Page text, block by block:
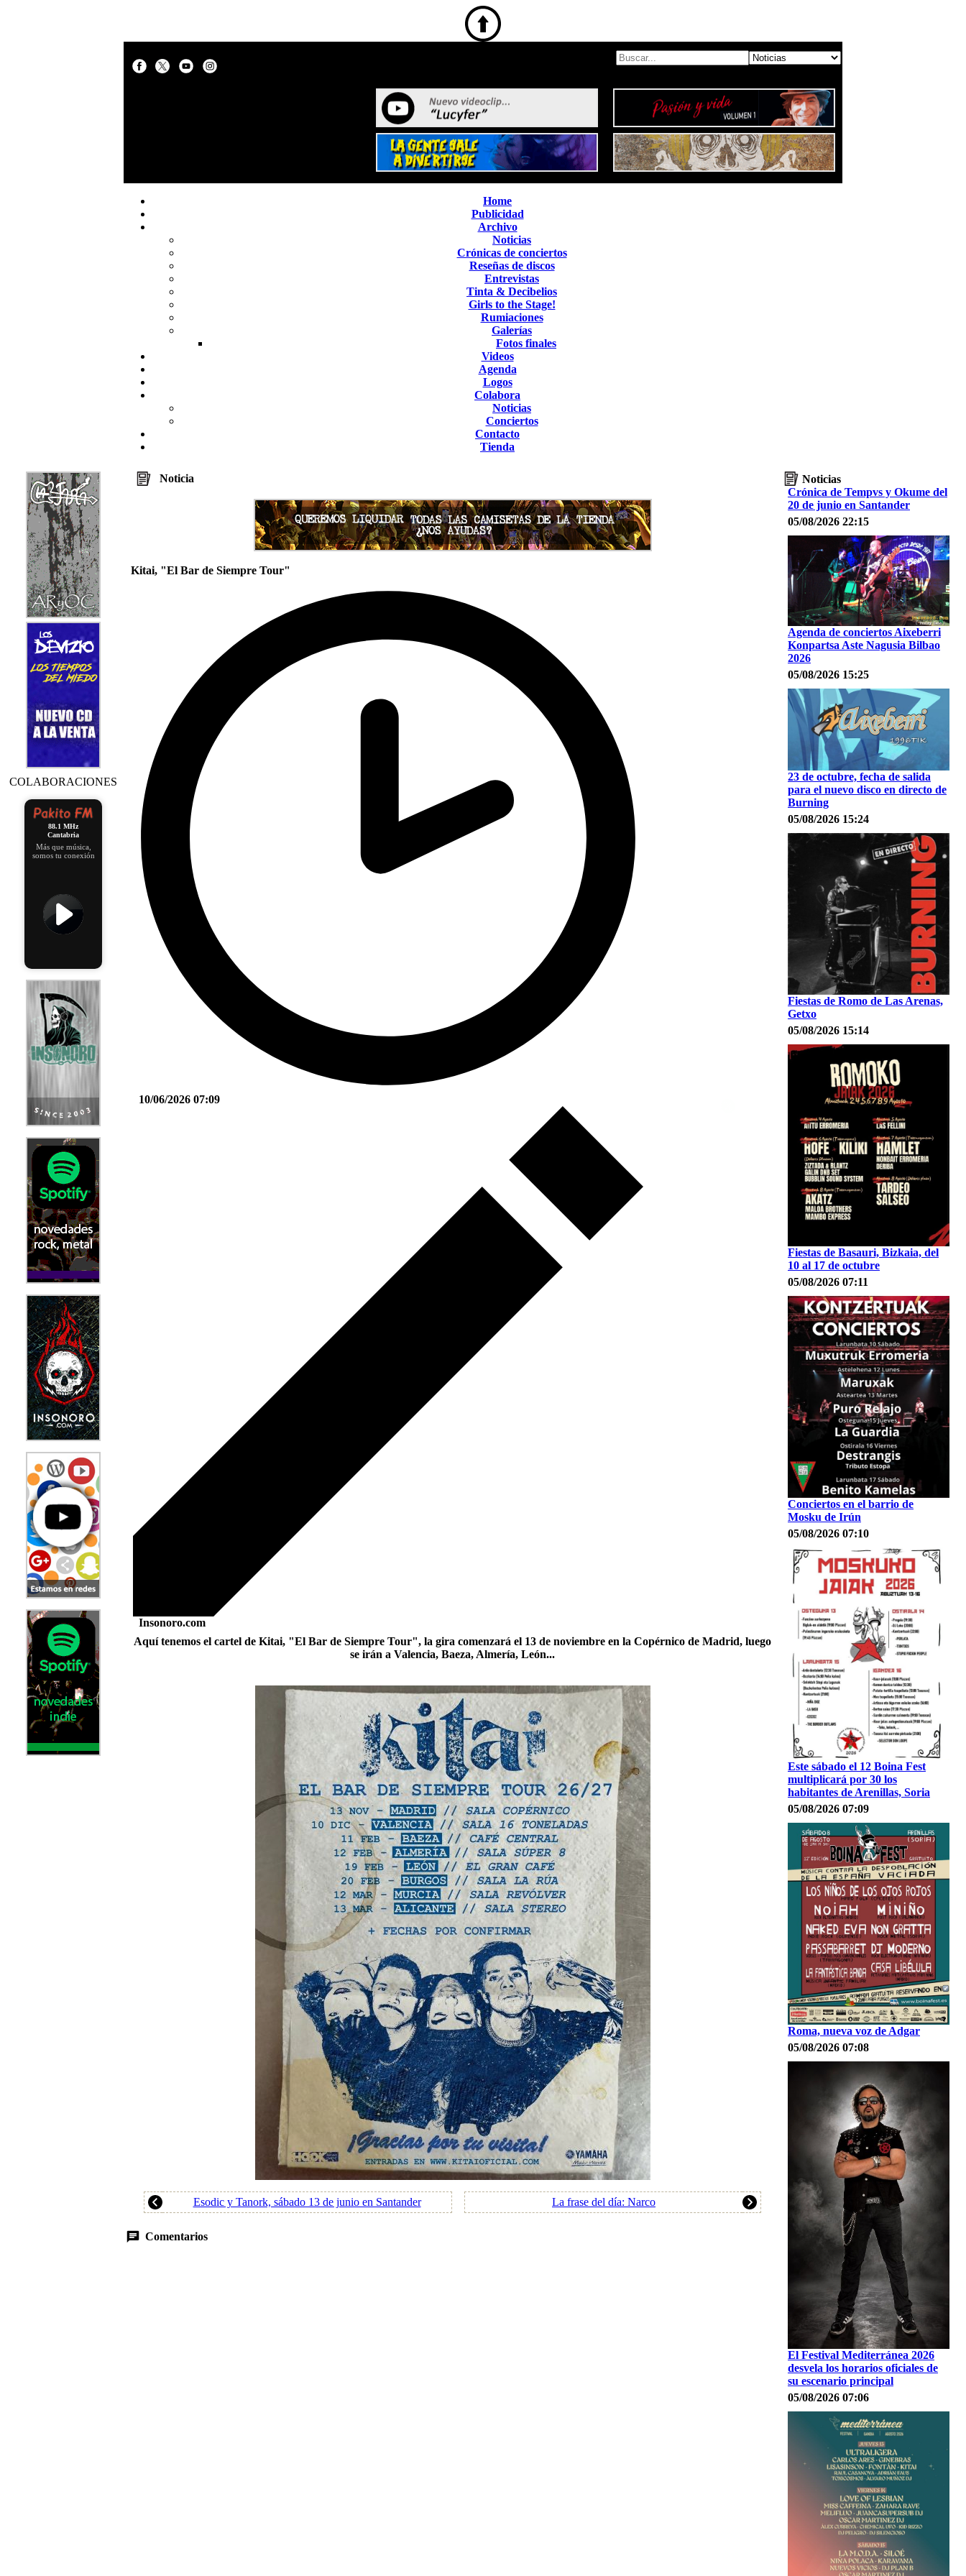
Home
Publicidad
Archivo
Noticias
Crónicas de conciertos
Reseñas de discos
Entrevistas
Tinta & Decibelios
Girls to the Stage!
Rumiaciones
Galerías
Fotos finales
Videos
Agenda
Logos
Colabora
Noticias
Conciertos
Contacto
Tienda
COLABORACIONES
88.1 MHz
Cantabria
Más que música,
somos tu conexión
Noticia
Kitai, "El Bar de Siempre Tour"
10/06/2026 07:09
Insonoro.com
Aquí tenemos el cartel de Kitai, "El Bar de Siempre Tour", la gira comenzará el 13 de noviembre en la Copérnico de Madrid, luego
se irán a Valencia, Baeza, Almería, León...
Esodic y Tanork, sábado 13 de junio en Santander La frase del día: Narco
Comentarios
Noticias
Crónica de Tempvs y Okume del
20 de junio en Santander
05/08/2026 22:15
Agenda de conciertos Aixeberri
Konpartsa Aste Nagusia Bilbao
2026
05/08/2026 15:25
23 de octubre, fecha de salida
para el nuevo disco en directo de
Burning
05/08/2026 15:24
Fiestas de Romo de Las Arenas,
Getxo
05/08/2026 15:14
Fiestas de Basauri, Bizkaia, del
10 al 17 de octubre
05/08/2026 07:11
Conciertos en el barrio de
Mosku de Irún
05/08/2026 07:10
Este sábado el 12 Boina Fest
multiplicará por 30 los
habitantes de Arenillas, Soria
05/08/2026 07:09
Roma, nueva voz de Adgar
05/08/2026 07:08
El Festival Mediterránea 2026
desvela los horarios oficiales de
su escenario principal
05/08/2026 07:06